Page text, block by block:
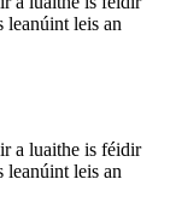
leanúint leis an
a luaithe is féidir
leanúint leis an